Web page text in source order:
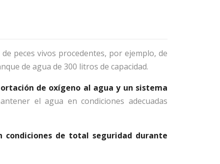
peces vivos procedentes, por ejemplo, de
de agua de 300 litros de capacidad.
de oxígeno al agua y un sistema
el agua en condiciones adecuadas
condiciones de total seguridad durante